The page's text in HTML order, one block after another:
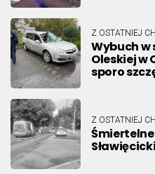
Z OSTATNIEJ
Wybuch w
Oleskiej w
sporo
Z OSTATNIEJ